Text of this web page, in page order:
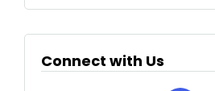
Connect with Us